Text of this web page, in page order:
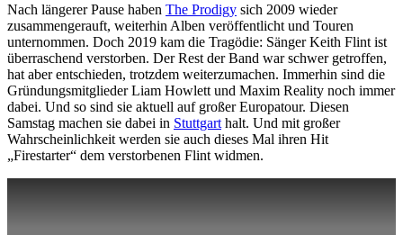
Nach längerer Pause haben The Prodigy sich 2009 wieder
zusammengerauft, weiterhin Alben veröffentlicht und Touren
unternommen. Doch 2019 kam die Tragödie: Sänger Keith Flint ist
überraschend verstorben. Der Rest der Band war schwer getroffen,
hat aber entschieden, trotzdem weiterzumachen. Immerhin sind die
Gründungsmitglieder Liam Howlett und Maxim Reality noch immer
dabei. Und so sind sie aktuell auf großer Europatour. Diesen
Samstag machen sie dabei in Stuttgart halt. Und mit großer
Wahrscheinlichkeit werden sie auch dieses Mal ihren Hit
„Firestarter“ dem verstorbenen Flint widmen.